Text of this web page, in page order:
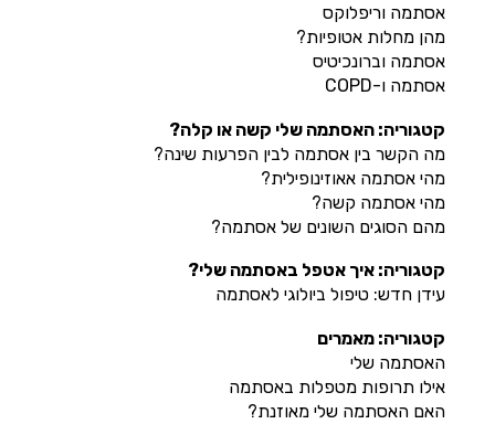
אסתמה וריפלוקס
מהן מחלות אטופיות?
אסתמה וברונכיטיס
אסתמה ו-COPD
קטגוריה: האסתמה שלי קשה או קלה?
מה הקשר בין אסתמה לבין הפרעות שינה?
מהי אסתמה אאוזינופילית?
מהי אסתמה קשה?
מהם הסוגים השונים של אסתמה?
קטגוריה: איך אטפל באסתמה שלי?
עידן חדש: טיפול ביולוגי לאסתמה
קטגוריה: מאמרים
האסתמה שלי
אילו תרופות מטפלות באסתמה
האם האסתמה שלי מאוזנת?